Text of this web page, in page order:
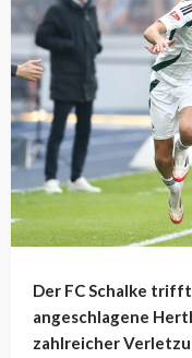
Der FC Schalke
angeschlagene
zahlreicher